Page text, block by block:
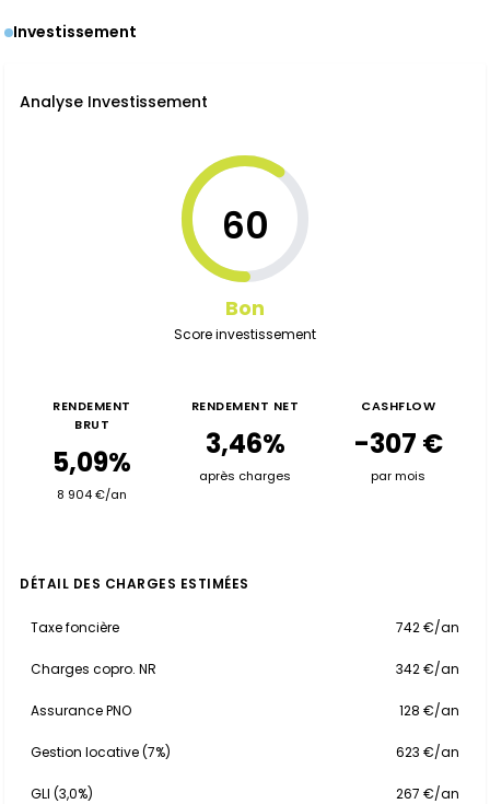
Investissement
Analyse Investissement
60
Bon
Score investissement
RENDEMENT
BRUT
5,09%
8 904 €/an
RENDEMENT NET
3,46%
après charges
CASHFLOW
-307 €
par mois
DÉTAIL DES CHARGES ESTIMÉES
Taxe foncière 742 €/an
Charges copro. NR 342 €/an
Assurance PNO 128 €/an
Gestion locative (7%) 623 €/an
GLI (3,0%) 267 €/an